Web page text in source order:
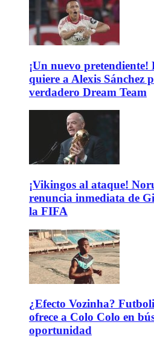
¡Un nuevo pretendiente!
quiere a Alexis Sánchez
verdadero Dream Team
¡Vikingos al ataque!
renuncia inmediata de
la FIFA
¿Efecto Vozinha?
ofrece a Colo Colo en
oportunidad